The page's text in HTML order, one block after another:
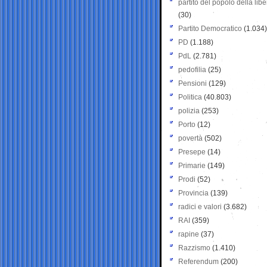
partito del popolo della
(30)
Partito Democratico (1.034)
PD (1.188)
PdL (2.781)
pedofilia (25)
Pensioni (129)
Politica (40.803)
polizia (253)
Porto (12)
povertà (502)
Presepe (14)
Primarie (149)
Prodi (52)
Provincia (139)
radici e valori (3.682)
RAI (359)
rapine (37)
Razzismo (1.410)
Referendum (200)